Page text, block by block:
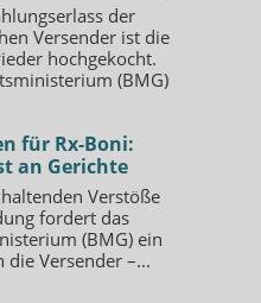
der
Versender ist die
hochgekocht.
(BMG)
für Rx-Boni:
an Gerichte
Verstöße
fordert das
(BMG) ein
die Versender –...